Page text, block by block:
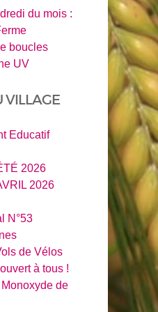
savoir plus
du mois :
boucles
UV
VILLAGE
Educatif
2026
2026
N°53
de Vélos
à tous !
de